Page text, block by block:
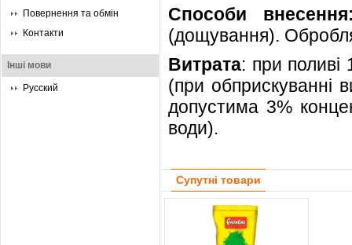
Повернення та обмін
Контакти
Інші мови
Русский
Способи
(дощування).
Витрата: при
(при обприскуванні
допустима 3%
води).
Супутні товари